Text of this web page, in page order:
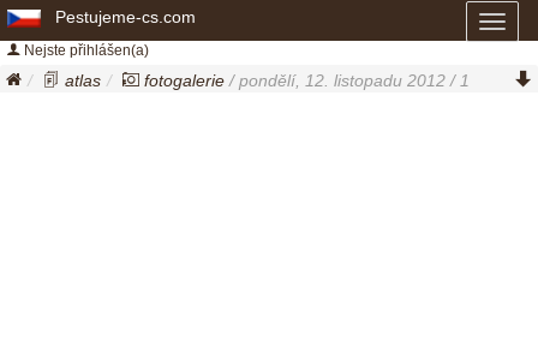
Pestujeme-cs.com
Nejste přihlášen(a)
atlas fotogalerie / pondělí, 12. listopadu 2012 / 1